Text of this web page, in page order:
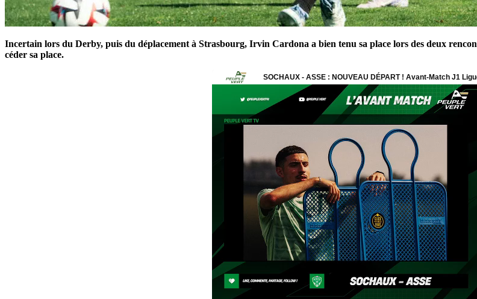
Incertain lors du Derby, puis du déplacement à Strasbourg, Irvin Cardona a bien tenu sa place lors des deux
céder sa place.